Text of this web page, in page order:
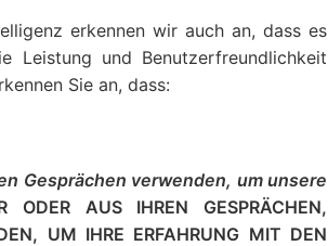
erkennen wir auch an, dass es
Leistung und Benutzerfreundlichkeit
Sie an, dass:
Gesprächen verwenden, um unsere
AUS IHREN GESPRÄCHEN,
UM IHRE ERFAHRUNG MIT DEN